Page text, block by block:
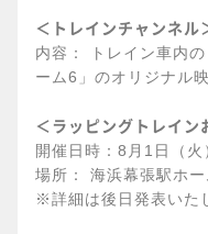
＜トレインチャンネル
内容： トレイン車内
ーム6」のオリジナル
＜ラッピングトレイン
開催日時：8月1日（
場所： 海浜幕張駅ホー
※詳細は後日発表いた